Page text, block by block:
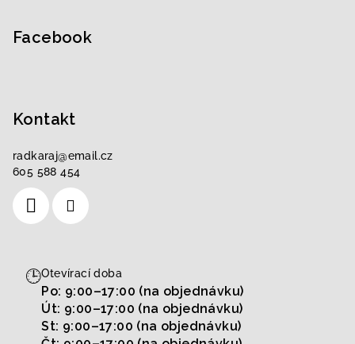
Facebook
Kontakt
radkaraj@email.cz
605 588 454
🕒Otevírací doba
Po: 9:00–17:00 (na objednávku)
Út: 9:00–17:00 (na objednávku)
St: 9:00–17:00 (na objednávku)